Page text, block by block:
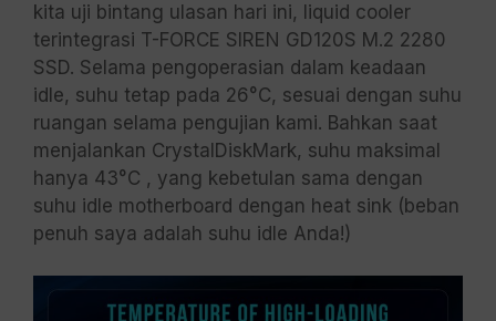
kita uji bintang ulasan hari ini, liquid cooler
terintegrasi T-FORCE SIREN GD120S M.2 2280
SSD. Selama pengoperasian dalam keadaan
idle, suhu tetap pada 26°C, sesuai dengan suhu
ruangan selama pengujian kami. Bahkan saat
menjalankan CrystalDiskMark, suhu maksimal
hanya 43°C , yang kebetulan sama dengan
suhu idle motherboard dengan heat sink (beban
penuh saya adalah suhu idle Anda!)